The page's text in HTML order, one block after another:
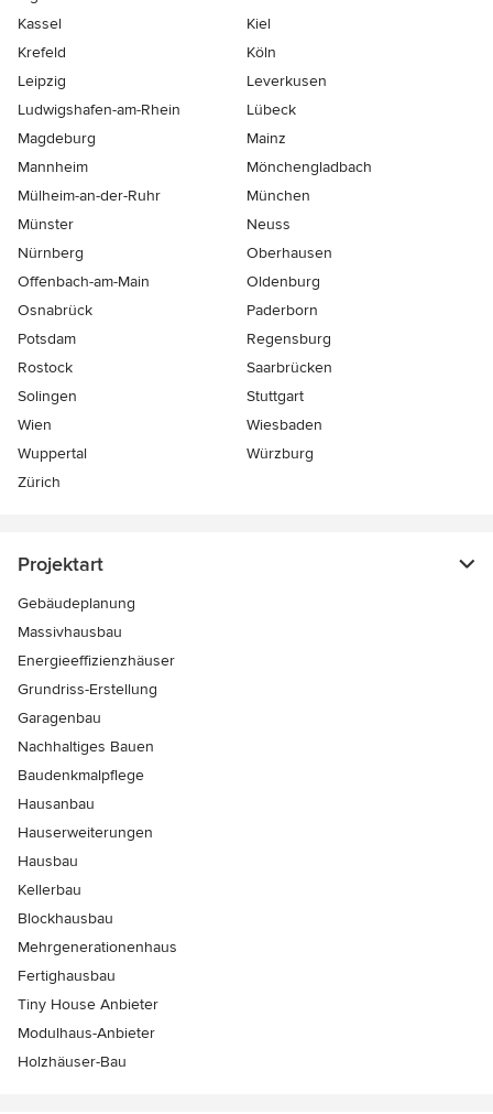
Kassel
Kiel
Krefeld
Köln
Leipzig
Leverkusen
Ludwigshafen-am-Rhein
Lübeck
Magdeburg
Mainz
Mannheim
Mönchen­gladbach
Mülheim-an-der-Ruhr
München
Münster
Neuss
Nürnberg
Oberhausen
Offenbach-am-Main
Oldenburg
Osnabrück
Paderborn
Potsdam
Regensburg
Rostock
Saarbrücken
Solingen
Stuttgart
Wien
Wiesbaden
Wuppertal
Würzburg
Zürich
Projektart
Gebäudeplanung
Massivhausbau
Energieeffizienzhäuser
Grundriss-Erstellung
Garagenbau
Nachhaltiges Bauen
Baudenkmalpflege
Hausanbau
Hauserweiterungen
Hausbau
Kellerbau
Blockhausbau
Mehrgenerationenhaus
Fertighausbau
Tiny House Anbieter
Modulhaus-Anbieter
Holzhäuser-Bau